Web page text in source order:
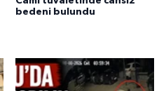
bedeni bulundu